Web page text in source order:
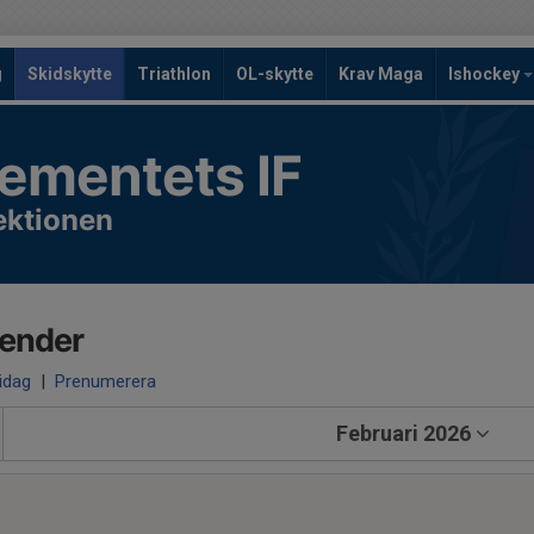
Skidskytte Triathlon OL-skytte Krav Maga Ishockey
IF
| Prenumerera
Februari 2026